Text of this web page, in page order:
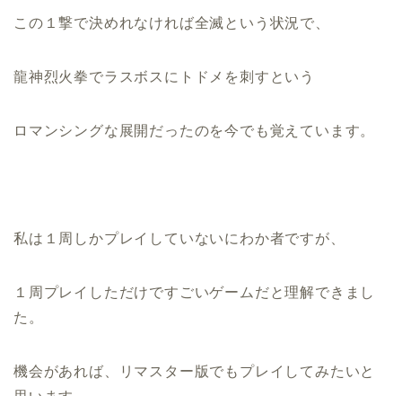
この１撃で決めれなければ全滅という状況で、
龍神烈火拳でラスボスにトドメを刺すという
ロマンシングな展開だったのを今でも覚えています。
私は１周しかプレイしていないにわか者ですが、
１周プレイしただけですごいゲームだと理解できまし
た。
機会があれば、リマスター版でもプレイしてみたいと